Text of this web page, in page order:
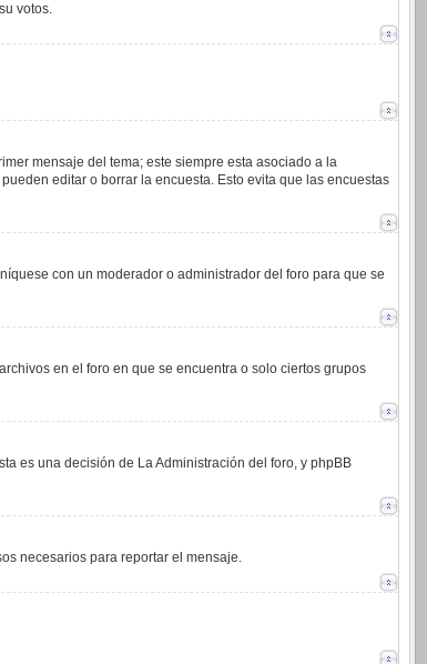
votos.
mensaje del tema; este siempre esta asociado a la
editar o borrar la encuesta. Esto evita que las encuestas
con un moderador o administrador del foro para que se
en el foro en que se encuentra o solo ciertos grupos
es una decisión de La Administración del foro, y phpBB
necesarios para reportar el mensaje.